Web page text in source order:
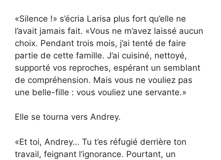
«Silence !» s’écria Larisa plus fort qu’elle ne
l’avait jamais fait. «Vous ne m’avez laissé aucun
choix. Pendant trois mois, j’ai tenté de faire
partie de cette famille. J’ai cuisiné, nettoyé,
supporté vos reproches, espérant un semblant
de compréhension. Mais vous ne vouliez pas
une belle-fille : vous vouliez une servante.»
Elle se tourna vers Andrey.
«Et toi, Andrey… Tu t’es réfugié derrière ton
travail, feignant l’ignorance. Pourtant, un